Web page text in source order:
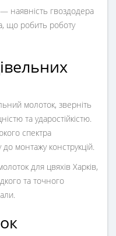
наявність гвоздодера
що робить роботу
молоток, зверніть
та ударостійкістю.
спектра
монтажу конструкцій.
для цвяхів Харків,
та точного